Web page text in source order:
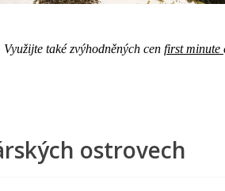
také zvýhodněných cen first minute
ostrovech